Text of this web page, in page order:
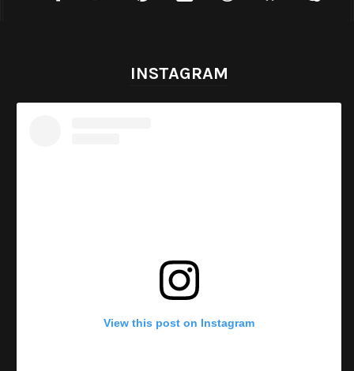
INSTAGRAM
View this post on Instagram